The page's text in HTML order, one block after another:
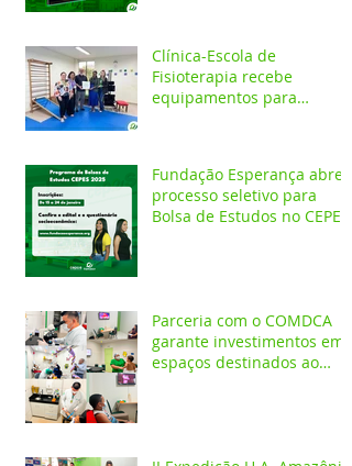
Clínica-Escola de
Fisioterapia recebe
equipamentos para
Fundação Esperança abre
processo seletivo para
Bolsa de Estudos no CEPES
Parceria com o COMDCA
garante investimentos em
espaços destinados ao